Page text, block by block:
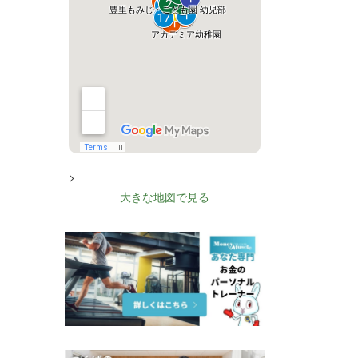
>
大きな地図で見る